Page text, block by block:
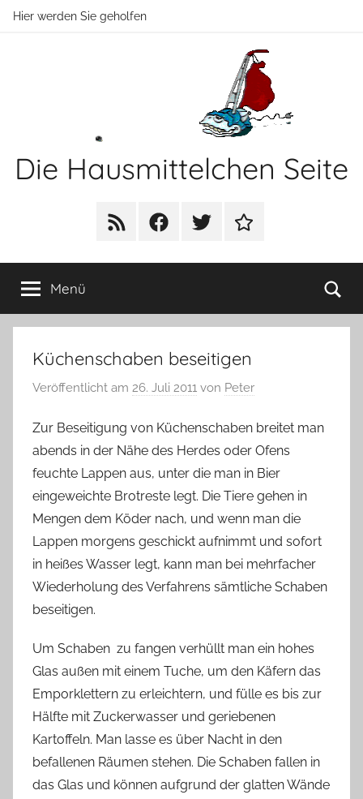
ZumHier werden Sie geholfen
Die Hausmittelchen Seite
RSS FacebookTwitter Newsletter
Menü
Küchenschaben beseitigen
Veröffentlicht am 26. Juli 2011 von Peter
Zur Beseitigung von Küchenschaben breitet man
abends in der Nähe des Herdes oder Ofens
feuchte Lappen aus, unter die man in Bier
eingeweichte Brotreste legt. Die Tiere gehen in
Mengen dem Köder nach, und wenn man die
Lappen morgens geschickt aufnimmt und sofort
in heißes Wasser legt, kann man bei mehrfacher
Wiederholung des Verfahrens sämtliche Schaben
beseitigen.
Um Schaben zu fangen verhüllt man ein hohes
Glas außen mit einem Tuche, um den Käfern das
Emporklettern zu erleichtern, und fülle es bis zur
Hälfte mit Zuckerwasser und geriebenen
Kartoffeln. Man lasse es über Nacht in den
befallenen Räumen stehen. Die Schaben fallen in
das Glas und können aufgrund der glatten Wände